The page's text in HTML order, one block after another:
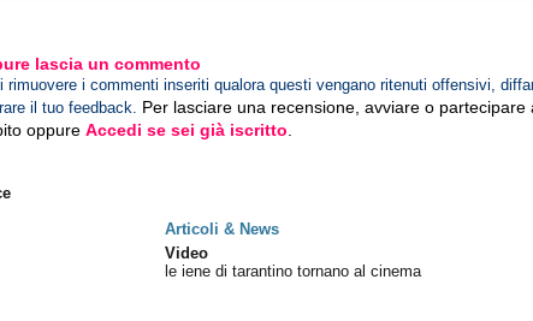
lascia un commento
rimuovere i commenti inseriti qualora questi vengano ritenuti offensivi,
il tuo feedback. Per lasciare una recensione, avviare o
oppureAccedi se sei già iscritto
Articoli & News
Video
le iene di tarantino tornano al cinema